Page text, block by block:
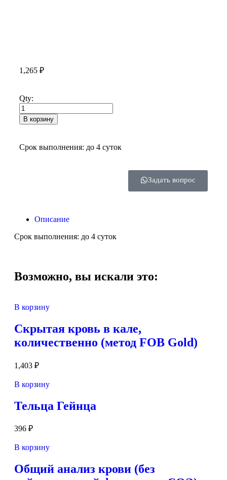
1,265 ₽
Qty:
В корзину
Срок выполнения: до 4 суток
Задать вопрос
Описание
Срок выполнения: до 4 суток
Возможно, вы искали это:
В корзину
Скрытая кровь в кале,
количественно (метод FOB Gold)
1,403 ₽
В корзину
Тельца Гейнца
396 ₽
В корзину
Общий анализ крови (без